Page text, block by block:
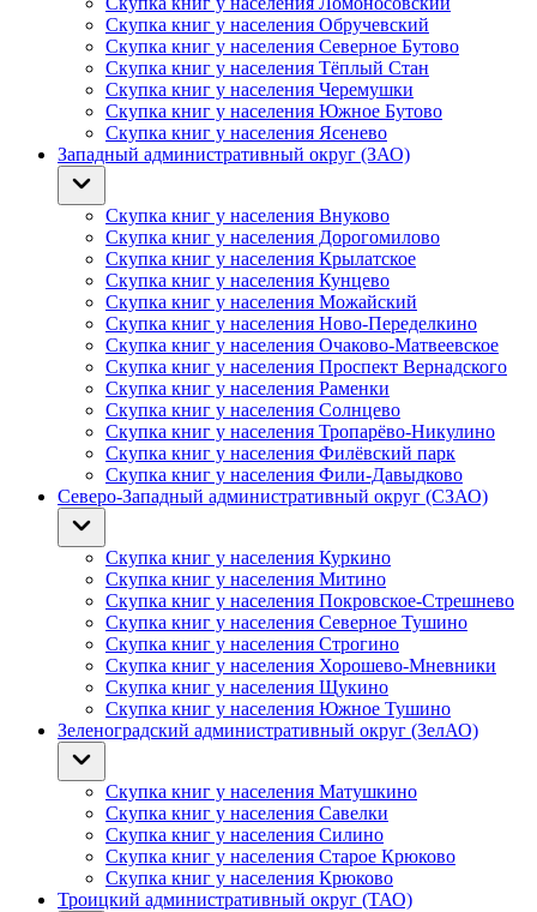
Скупка книг у населения Обручевский
Скупка книг у населения Северное Бутово
Скупка книг у населения Тёплый Стан
Скупка книг у населения Черемушки
Скупка книг у населения Южное Бутово
Скупка книг у населения Ясенево
Западный административный округ (ЗАО)
Скупка книг у населения Внуково
Скупка книг у населения Дорогомилово
Скупка книг у населения Крылатское
Скупка книг у населения Кунцево
Скупка книг у населения Можайский
Скупка книг у населения Ново-Переделкино
Скупка книг у населения Очаково-Матвеевское
Скупка книг у населения Проспект Вернадского
Скупка книг у населения Раменки
Скупка книг у населения Солнцево
Скупка книг у населения Тропарёво-Никулино
Скупка книг у населения Филёвский парк
Скупка книг у населения Фили-Давыдково
Северо-Западный административный округ (СЗАО)
Скупка книг у населения Куркино
Скупка книг у населения Митино
Скупка книг у населения Покровское-Стрешнево
Скупка книг у населения Северное Тушино
Скупка книг у населения Строгино
Скупка книг у населения Хорошево-Мневники
Скупка книг у населения Щукино
Скупка книг у населения Южное Тушино
Зеленоградский административный округ (ЗелАО)
Скупка книг у населения Матушкино
Скупка книг у населения Савелки
Скупка книг у населения Силино
Скупка книг у населения Старое Крюково
Скупка книг у населения Крюково
Троицкий административный округ (ТАО)